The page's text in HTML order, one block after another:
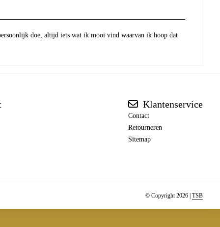
doe, altijd iets wat ik mooi vind waarvan ik hoop dat
Klantenservice
Contact
Retourneren
Sitemap
© Copyright 2026 | TSB